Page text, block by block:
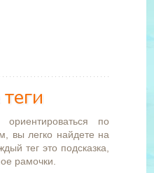
по
вы легко найдете на
тег это подсказка,
рамочки.